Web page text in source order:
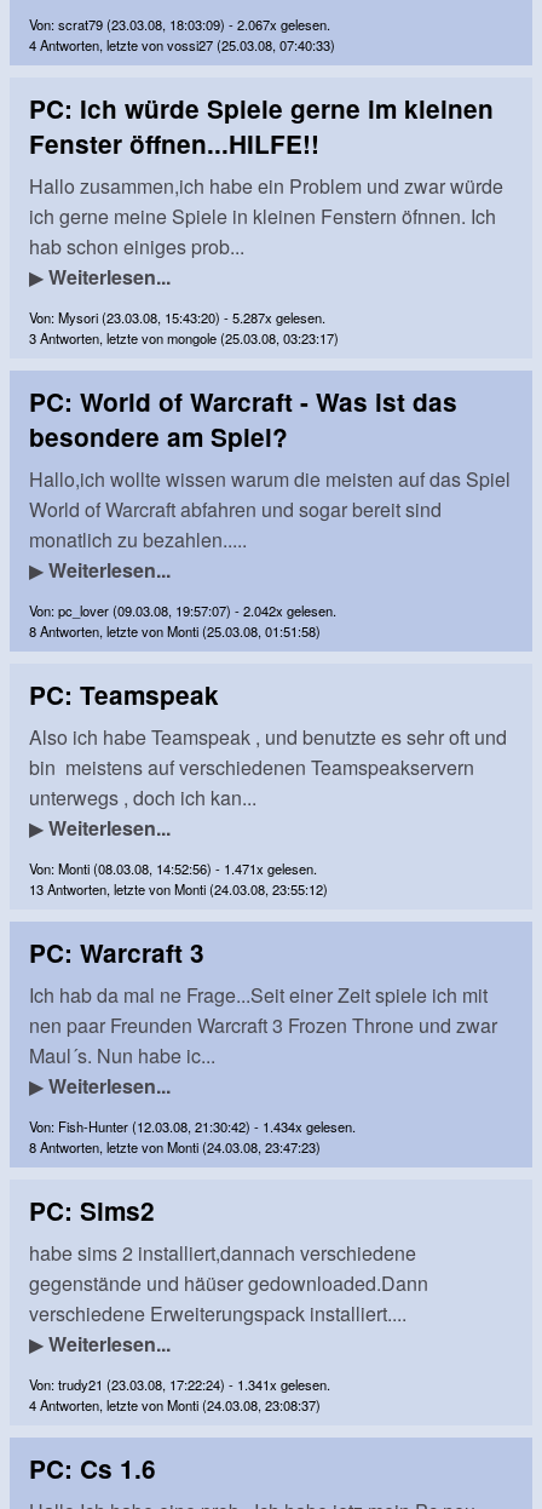
Von: scrat79 (23.03.08, 18:03:09) - 2.067x gelesen.
4 Antworten, letzte von vossi27 (25.03.08, 07:40:33)
PC: Ich würde Spiele gerne im kleinen
Fenster öffnen...HILFE!!
Hallo zusammen,ich habe ein Problem und zwar würde
ich gerne meine Spiele in kleinen Fenstern öfnnen. Ich
hab schon einiges prob...
▶Weiterlesen...
Von: Mysori (23.03.08, 15:43:20) - 5.287x gelesen.
3 Antworten, letzte von mongole (25.03.08, 03:23:17)
PC: World of Warcraft - Was ist das
besondere am Spiel?
Hallo,ich wollte wissen warum die meisten auf das Spiel
World of Warcraft abfahren und sogar bereit sind
monatlich zu bezahlen.....
▶Weiterlesen...
Von: pc_lover (09.03.08, 19:57:07) - 2.042x gelesen.
8 Antworten, letzte von Monti (25.03.08, 01:51:58)
PC: Teamspeak
Also ich habe Teamspeak , und benutzte es sehr oft und
bin meistens auf verschiedenen Teamspeakservern
unterwegs , doch ich kan...
▶Weiterlesen...
Von: Monti (08.03.08, 14:52:56) - 1.471x gelesen.
13 Antworten, letzte von Monti (24.03.08, 23:55:12)
PC: Warcraft 3
Ich hab da mal ne Frage...Seit einer Zeit spiele ich mit
nen paar Freunden Warcraft 3 Frozen Throne und zwar
Maul´s. Nun habe ic...
▶Weiterlesen...
Von: Fish-Hunter (12.03.08, 21:30:42) - 1.434x gelesen.
8 Antworten, letzte von Monti (24.03.08, 23:47:23)
PC: Sims2
habe sims 2 installiert,dannach verschiedene
gegenstände und häüser gedownloaded.Dann
verschiedene Erweiterungspack installiert....
▶Weiterlesen...
Von: trudy21 (23.03.08, 17:22:24) - 1.341x gelesen.
4 Antworten, letzte von Monti (24.03.08, 23:08:37)
PC: Cs 1.6